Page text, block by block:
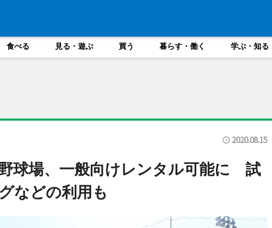
食べる 見る・遊ぶ 買う 暮らす・働く 学ぶ・知る
2020.08.15
球場、一般向けレンタル可能に 試
などの利用も